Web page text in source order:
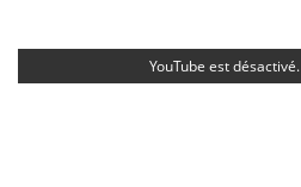
YouTube est désactivé.